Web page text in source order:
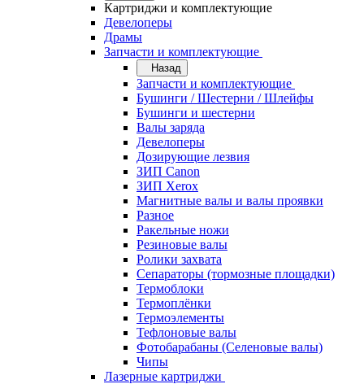
Картриджи и комплектующие
Девелоперы
Драмы
Запчасти и комплектующие
Назад
Запчасти и комплектующие
Бушинги / Шестерни / Шлейфы
Бушинги и шестерни
Валы заряда
Девелоперы
Дозирующие лезвия
ЗИП Canon
ЗИП Xerox
Магнитные валы и валы проявки
Разное
Ракельные ножи
Резиновые валы
Ролики захвата
Сепараторы (тормозные площадки)
Термоблоки
Термоплёнки
Термоэлементы
Тефлоновые валы
Фотобарабаны (Селеновые валы)
Чипы
Лазерные картриджи